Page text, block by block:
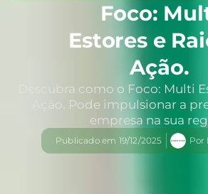
Foco:
Estores e
Ação.
Descubra como o Foco: Multi
Ação. Pode impulsionar a
empresa na sua
Publicado em 19/12/2025 Por